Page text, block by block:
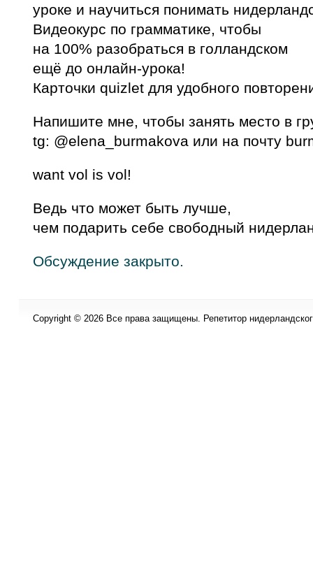
уроке и научиться понимать
Видеокурс по грамматике, чтобы
на 100% разобраться в голландском
ещё до онлайн-урока!
Карточки quizlet для удобного
Напишите мне, чтобы занять место в
tg: @elena_burmakova или на почту
want vol is vol!
Ведь что может быть лучше,
чем подарить себе свободный
Обсуждение закрыто.
Copyright © 2026 Все права защищены. Репетитор